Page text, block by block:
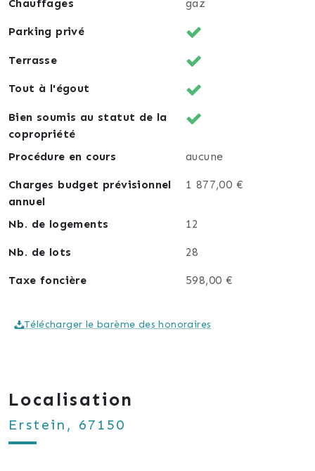
Chauffages gaz
Parking privé
Terrasse
Tout à l'égout
Bien soumis au statut de la
copropriété
Procédure en cours
aucune
Charges budget prévisionnel
annuel
1 877,00 €
Nb. de logements 12
Nb. de lots 28
Taxe foncière 598,00 €
Télécharger le barème des honoraires
Localisation
Erstein, 67150